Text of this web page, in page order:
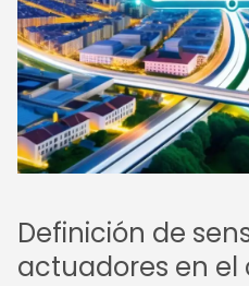
Definición de
actuadores en el